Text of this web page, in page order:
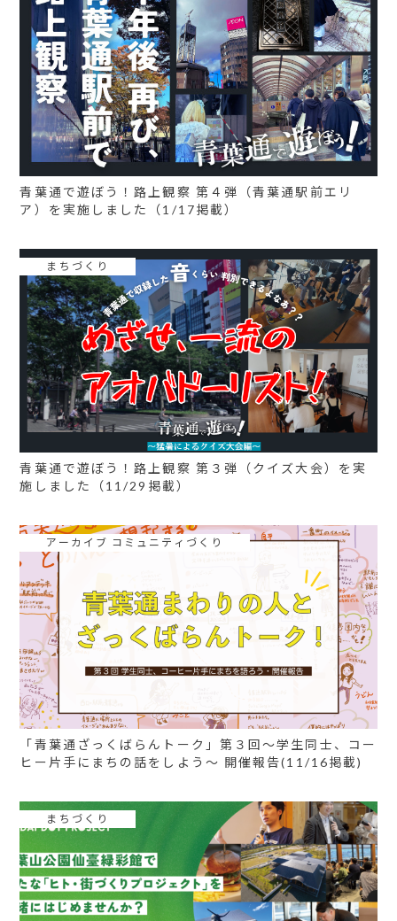
青葉通で遊ぼう！路上観察 第４弾（青葉通駅前エリ
ア）を実施しました（1/17掲載）
まちづくり
青葉通で遊ぼう！路上観察 第３弾（クイズ大会）を実
施しました（11/29掲載）
アーカイブ コミュニティづくり
「青葉通ざっくばらんトーク」第３回〜学生同士、コー
ヒー片手にまちの話をしよう〜 開催報告(11/16掲載)
まちづくり